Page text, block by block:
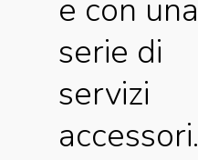
e con una
serie di
servizi
accessori.